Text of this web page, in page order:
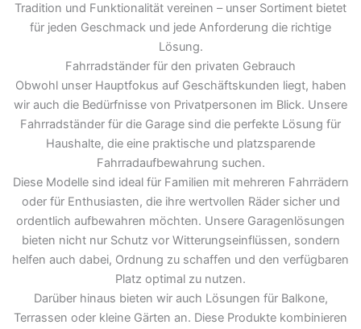
Tradition und Funktionalität vereinen – unser Sortiment bietet
für jeden Geschmack und jede Anforderung die richtige
Lösung.
Fahrradständer für den privaten Gebrauch
Obwohl unser Hauptfokus auf Geschäftskunden liegt, haben
wir auch die Bedürfnisse von Privatpersonen im Blick. Unsere
Fahrradständer für die Garage sind die perfekte Lösung für
Haushalte, die eine praktische und platzsparende
Fahrradaufbewahrung suchen.
Diese Modelle sind ideal für Familien mit mehreren Fahrrädern
oder für Enthusiasten, die ihre wertvollen Räder sicher und
ordentlich aufbewahren möchten. Unsere Garagenlösungen
bieten nicht nur Schutz vor Witterungseinflüssen, sondern
helfen auch dabei, Ordnung zu schaffen und den verfügbaren
Platz optimal zu nutzen.
Darüber hinaus bieten wir auch Lösungen für Balkone,
Terrassen oder kleine Gärten an. Diese Produkte kombinieren